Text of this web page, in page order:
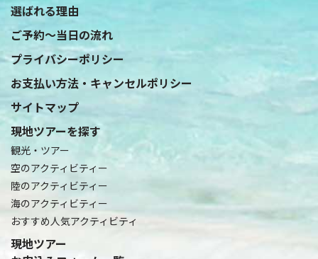
選ばれる理由
ご予約〜当日の流れ
プライバシーポリシー
お支払い方法・キャンセルポリシー
サイトマップ
現地ツアーを探す
観光・ツアー
空のアクティビティー
陸のアクティビティー
海のアクティビティー
おすすめ人気アクティビティ
現地ツアー